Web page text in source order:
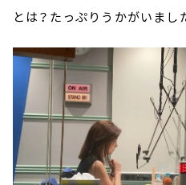
とは？たっぷりうかがいまし